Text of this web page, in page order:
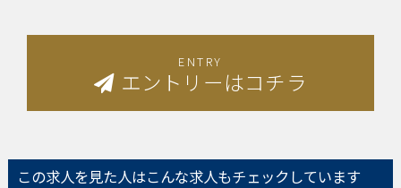
ENTRY
エントリーはコチラ
この求人を見た人はこんな求人もチェックしています